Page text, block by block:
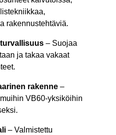
rakennustehtäviä.
– Suojaa
ja takaa vakaat
rakenne –
VB60-yksiköihin
– Valmistettu